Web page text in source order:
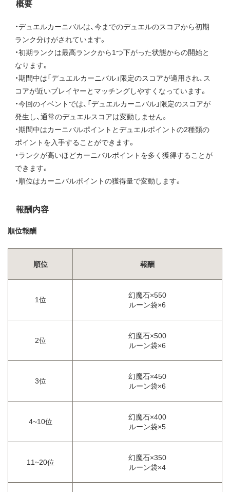
概要
・デュエルカーニバルは、今までのデュエルのスコアから初期
ランク分けがされています。
・初期ランクは最高ランクから1つ下がった状態からの開始と
なります。
・期間中は「デュエルカーニバル」限定のスコアが適用され、ス
コアが近いプレイヤーとマッチングしやすくなっています。
・今回のイベントでは、「デュエルカーニバル」限定のスコアが
発生し、通常のデュエルスコアは変動しません。
・期間中はカーニバルポイントとデュエルポイントの2種類の
ポイントを入手することができます。
・ランクが高いほどカーニバルポイントを多く獲得することが
できます。
・順位はカーニバルポイントの獲得量で変動します。
報酬内容
順位報酬
順位 報酬
1位
幻魔石×550
ルーン袋×6
2位
幻魔石×500
ルーン袋×6
3位
幻魔石×450
ルーン袋×6
4~10位
幻魔石×400
ルーン袋×5
11~20位
幻魔石×350
ルーン袋×4